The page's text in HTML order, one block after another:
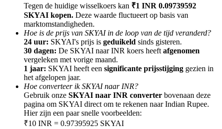
BTC Welcome Rewards
Deposit & Trade BTC to Share 25000 USDT prize pool!
Tegen de huidige wisselkoers kan ₹1 INR 0.09739592
SKYAI kopen. Deze waarde fluctueert op basis van
marktomstandigheden.
Hoe is de prijs van SKYAI in de loop van de tijd veranderd?
24 uur: SKYAI's prijs is geduikeld sinds gisteren.
30 dagen: De SKYAI naar INR koers heeft afgenomen
vergeleken met vorige maand.
1 jaar: SKYAI heeft een significante prijsstijging gezien in
het afgelopen jaar.
Hoe converteer ik SKYAI naar INR?
Gebruik onze SKYAI naar INR converter bovenaan deze
pagina om SKYAI direct om te rekenen naar Indian Rupee.
Hier zijn een paar snelle voorbeelden:
₹10 INR = 0.97395925 SKYAI